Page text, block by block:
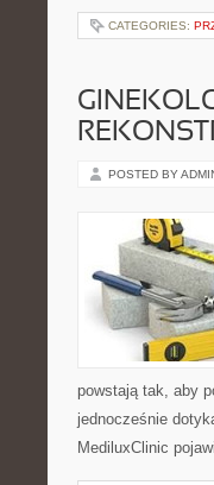
CATEGORIES:
POSTED BY
powstają tak, aby
jednocześnie
MediluxClinic